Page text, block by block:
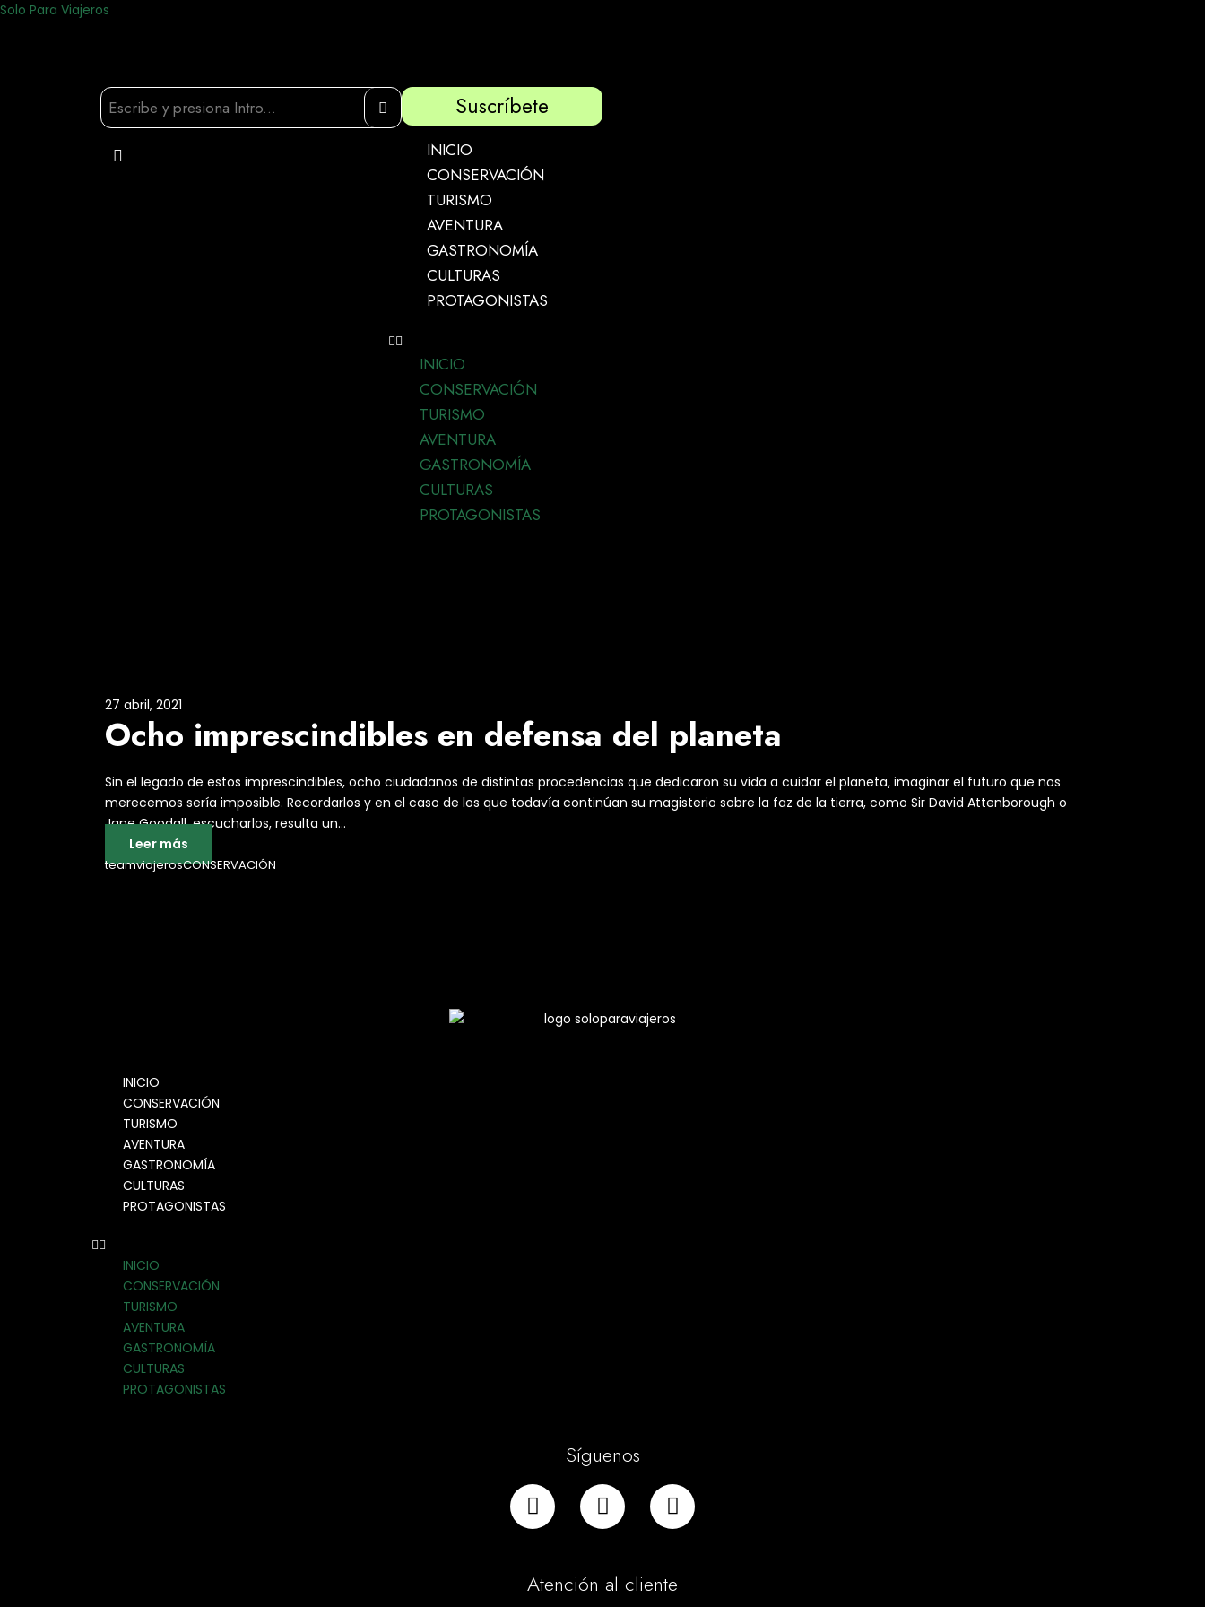
Solo Para Viajeros
Suscríbete
INICIO
CONSERVACIÓN
TURISMO
AVENTURA
GASTRONOMÍA
CULTURAS
PROTAGONISTAS
INICIO
CONSERVACIÓN
TURISMO
AVENTURA
GASTRONOMÍA
CULTURAS
PROTAGONISTAS
27 abril, 2021
Ocho imprescindibles en defensa del planeta
Sin el legado de estos imprescindibles, ocho ciudadanos de distintas procedencias que dedicaron su vida a cuidar el planeta, imaginar el futuro que nos
merecemos sería imposible. Recordarlos y en el caso de los que todavía continúan su magisterio sobre la faz de la tierra, como Sir David Attenborough o
Jane Goodall, escucharlos, resulta un...
Leer más
teamviajerosCONSERVACIÓN
INICIO
CONSERVACIÓN
TURISMO
AVENTURA
GASTRONOMÍA
CULTURAS
PROTAGONISTAS
INICIO
CONSERVACIÓN
TURISMO
AVENTURA
GASTRONOMÍA
CULTURAS
PROTAGONISTAS
Síguenos
Atención al cliente